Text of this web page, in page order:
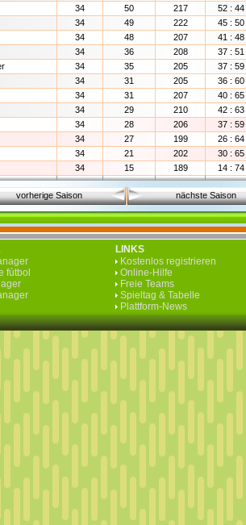
34 50 217
52 : 44
34 49 222
45 : 50
34 48 207
41 : 48
34 36 208
37 : 51
34 35 205
37 : 59
34 31 205
36 : 60
34 31 207
40 : 65
34 29 210
42 : 63
34 28 206
37 : 59
34 27 199
26 : 64
34 21 202
30 : 65
34 15 189 14 : 74
vorherige Saison nächste Saison
fútbol
LINKS
Kostenlos registrieren
Online-Hilfe
Freie Teams
Spieltag & Tabelle
Plattform-News